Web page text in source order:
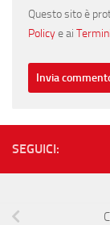
Questo sito è
Policye ai
SEGUICI: